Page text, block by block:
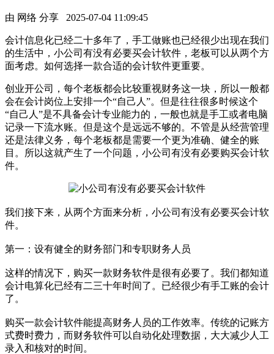
由 网络 分享 2025-07-04 11:09:45
会计信息化已经二十多年了，手工做账也已经很少出现在我们
的生活中，小公司有没有必要买会计软件，老板可以从两个方
面考虑。如何选择一款合适的会计软件更重要。
创业开公司，每个老板都会比较重视财务这一块，所以一般都
会在会计岗位上安排一个“自己人”。但是往往很多时候这个
“自己人”是不具备会计专业能力的，一般也就是手工或者电脑
记录一下流水账。但是这个是远远不够的。不管是从经营管理
还是法律义务，每个老板都是需要一个更为准确、健全的账
目。所以这就产生了一个问题，小公司有没有必要购买会计软
件。
我们接下来，从两个方面来分析，小公司有没有必要买会计软
件。
第一：设有健全的财务部门和专职财务人员
这样的情况下，购买一款财务软件是很有必要了。我们都知道
会计电算化已经有二三十年时间了。已经很少有手工账的会计
了。
购买一款会计软件能提高财务人员的工作效率。传统的记账方
式费时费力，而财务软件可以自动化处理数据，大大减少人工
录入和核对的时间。